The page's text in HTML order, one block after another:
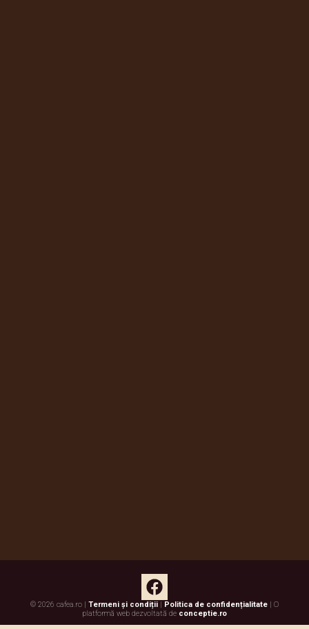
© 2026 cafea.ro | Termeni și condiții | Politica de confidențialitate | O
platformă web dezvoltată de conceptie.ro